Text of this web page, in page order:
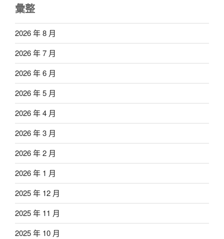
彙整
2026 年 8 月
2026 年 7 月
2026 年 6 月
2026 年 5 月
2026 年 4 月
2026 年 3 月
2026 年 2 月
2026 年 1 月
2025 年 12 月
2025 年 11 月
2025 年 10 月